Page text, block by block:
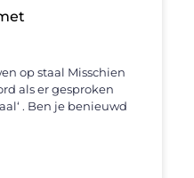
op staal Misschien
als er gesproken
. Ben je benieuwd